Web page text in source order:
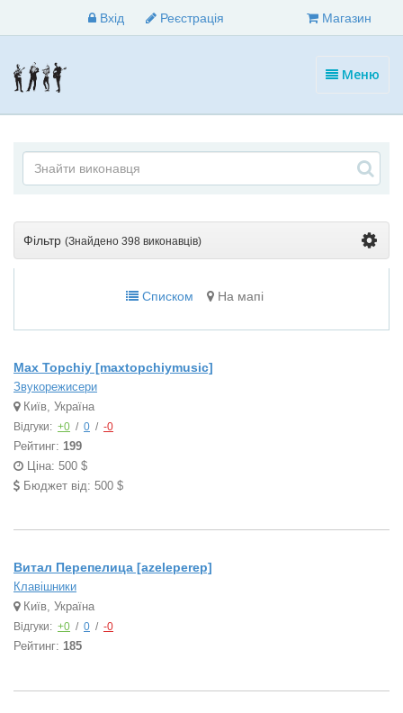
Вхід Реєстрація Магазин
Меню
Фільтр (Знайдено 398 виконавців)
Списком На мапі
Max Topchiy [maxtopchiymusic]
Звукорежисери
Київ, Україна
Відгуки: +0 / 0 / -0
Рейтинг: 199
Ціна: 500 $
Бюджет від: 500 $
Витал Перепелица [azeleperep]
Клавішники
Київ, Україна
Відгуки: +0 / 0 / -0
Рейтинг: 185